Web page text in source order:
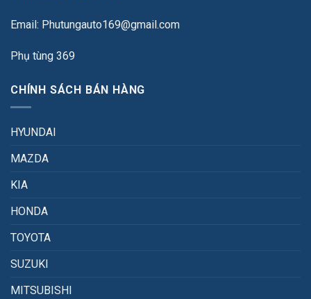
Email: Phutungauto169@gmail.com
Phụ tùng 369
CHÍNH SÁCH BÁN HÀNG
HYUNDAI
MAZDA
KIA
HONDA
TOYOTA
SUZUKI
MITSUBISHI